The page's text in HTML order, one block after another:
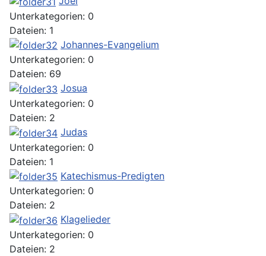
Unterkategorien: 0
Dateien: 1
Johannes-Evangelium
Unterkategorien: 0
Dateien: 69
Josua
Unterkategorien: 0
Dateien: 2
Judas
Unterkategorien: 0
Dateien: 1
Katechismus-Predigten
Unterkategorien: 0
Dateien: 2
Klagelieder
Unterkategorien: 0
Dateien: 2